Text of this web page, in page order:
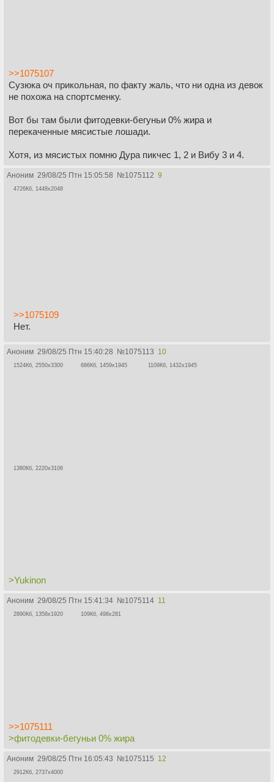
>>1075107
Сузюка оч прикольная, по факту жаль, что ни одна из девок
не похожа на спортсменку.
Вот бы там были фитодевки-бегуньи 0% жира и
перекаченные мясистые лошади.
Хотя, из мясистых помню Дура пикчес 1, 2 и Вибу 3 и 4.
Аноним 29/08/25 Птн 15:05:58 №1075112 9
4726Кб, 1448x2048
>>1075109
Нет.
Аноним 29/08/25 Птн 15:40:28 №1075113 10
1524Кб, 2550x3300 686Кб, 1459x1945 1109Кб, 1432x1945
1380Кб, 2220x3106
>Yukinon
Аноним 29/08/25 Птн 15:41:34 №1075114 11
2890Кб, 1358x1920 109Кб, 498x281
>>1075111
>фитодевки-бегуньи 0% жира
Аноним 29/08/25 Птн 16:05:43 №1075115 12
2912Кб, 2737x4000